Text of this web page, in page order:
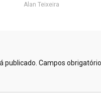
Alan Teixeira
publicado. Campos